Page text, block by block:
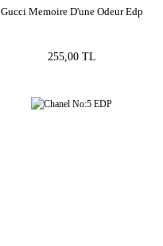
Gucci Memoire D'une Odeur Edp
255,00 TL